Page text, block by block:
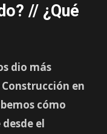
// ¿Qué
dio más
en
cómo
el